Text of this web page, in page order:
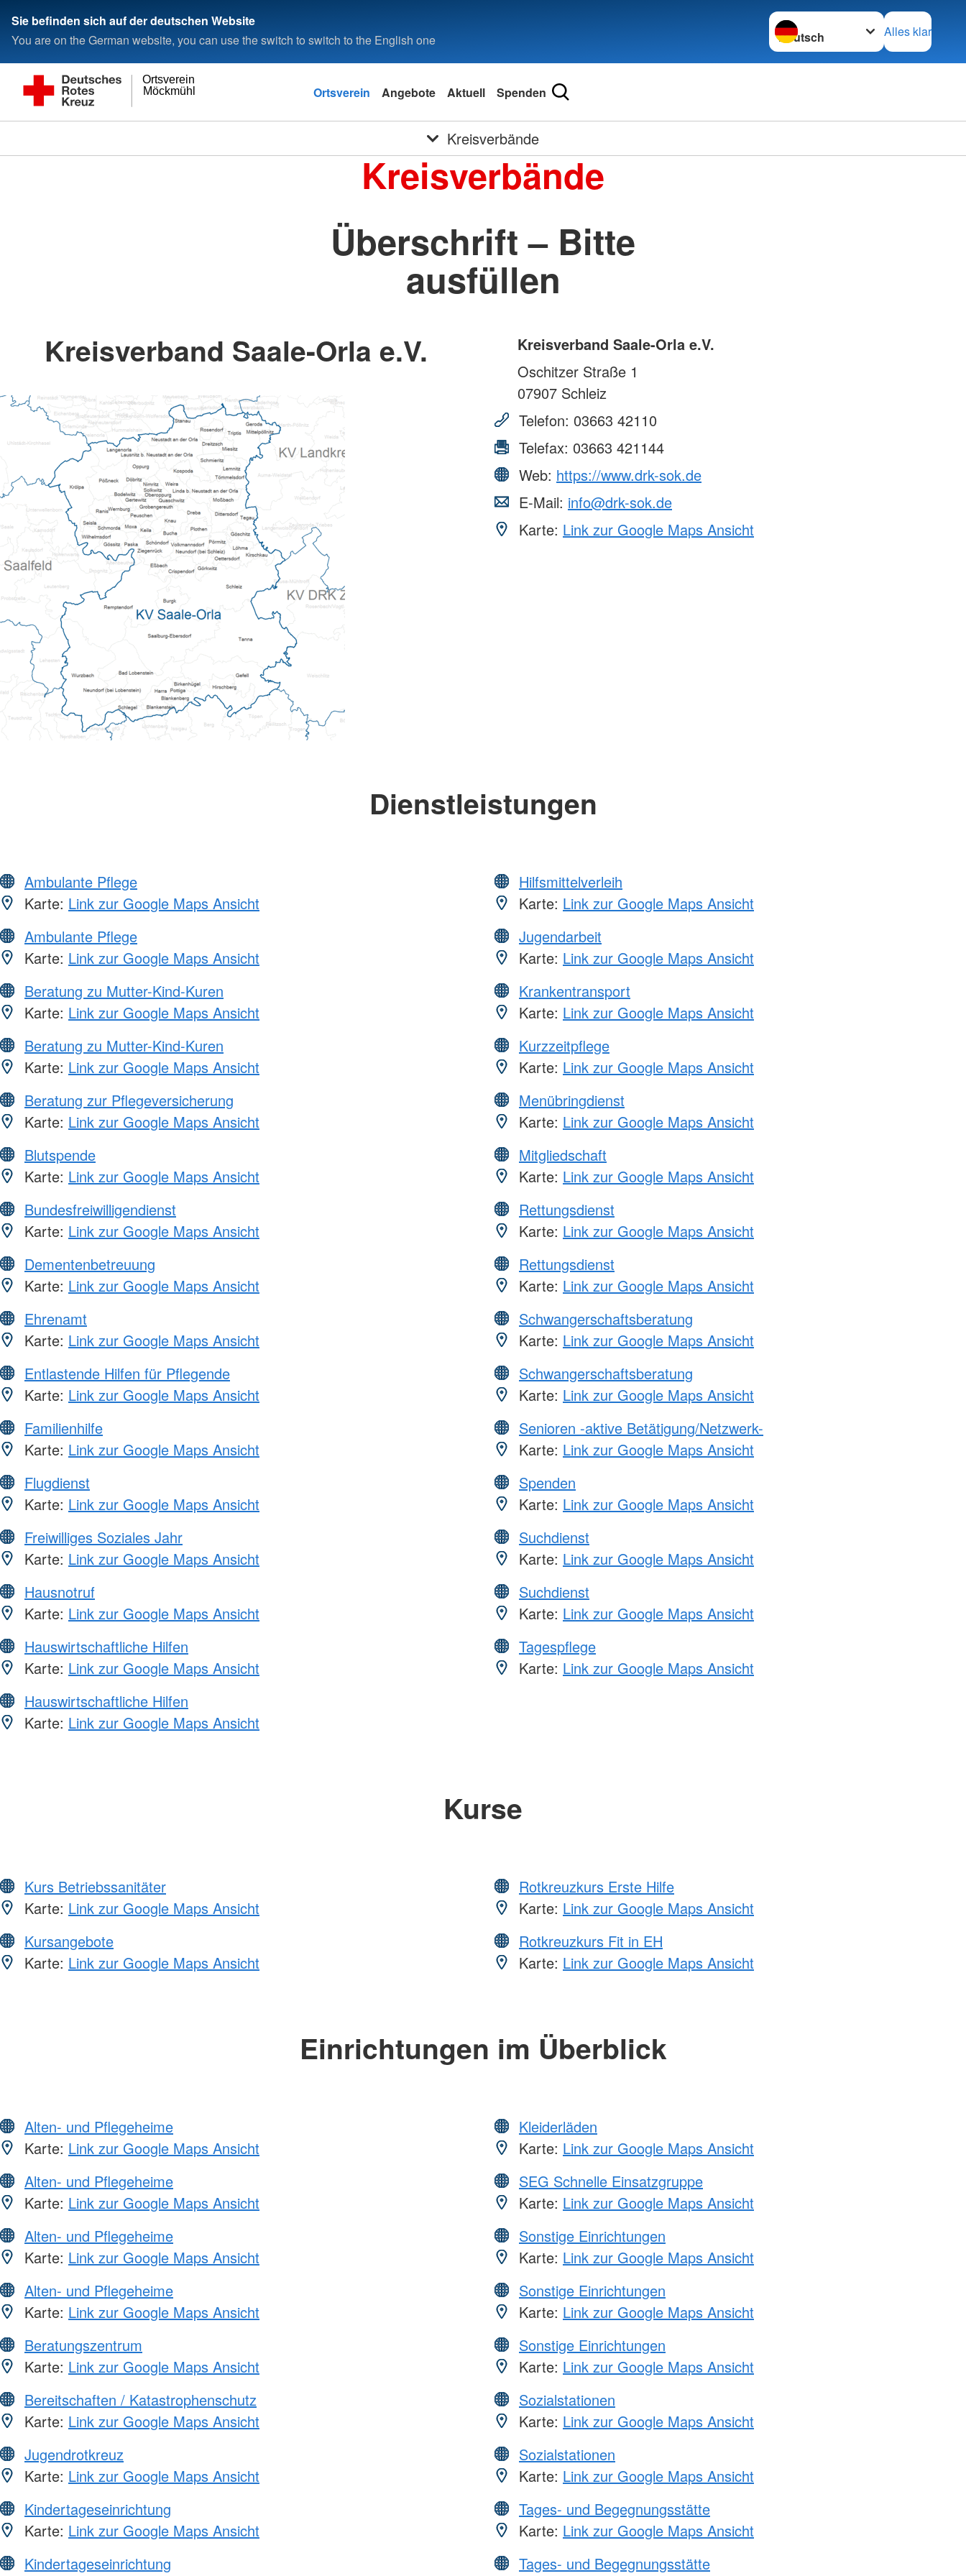
Sie befinden sich auf der deutschen Website
You are on the German website, you can use the switch to switch to the English one
Sprache wechseln zu
Alles klar
Möckmühl
Ortsverein
Ortsverein Angebote Aktuell Spenden
Kreisverbände
Kreisverbände
Überschrift – Bitte
ausfüllen
Kreisverband Saale-Orla e.V.
Kreisverband Saale-Orla e.V.
Oschitzer Straße 1
07907 Schleiz
Telefon: 03663 42110
Telefax: 03663 421144
Web: https://www.drk-sok.de
E-Mail: info@drk-sok.de
Karte: Link zur Google Maps Ansicht
Dienstleistungen
Ambulante Pflege
Karte: Link zur Google Maps Ansicht
Ambulante Pflege
Karte: Link zur Google Maps Ansicht
Beratung zu Mutter-Kind-Kuren
Karte: Link zur Google Maps Ansicht
Beratung zu Mutter-Kind-Kuren
Karte: Link zur Google Maps Ansicht
Beratung zur Pflegeversicherung
Karte: Link zur Google Maps Ansicht
Blutspende
Karte: Link zur Google Maps Ansicht
Bundesfreiwilligendienst
Karte: Link zur Google Maps Ansicht
Dementenbetreuung
Karte: Link zur Google Maps Ansicht
Ehrenamt
Karte: Link zur Google Maps Ansicht
Entlastende Hilfen für Pflegende
Karte: Link zur Google Maps Ansicht
Familienhilfe
Karte: Link zur Google Maps Ansicht
Flugdienst
Karte: Link zur Google Maps Ansicht
Freiwilliges Soziales Jahr
Karte: Link zur Google Maps Ansicht
Hausnotruf
Karte: Link zur Google Maps Ansicht
Hauswirtschaftliche Hilfen
Karte: Link zur Google Maps Ansicht
Hauswirtschaftliche Hilfen
Karte: Link zur Google Maps Ansicht
Hilfsmittelverleih
Karte: Link zur Google Maps Ansicht
Jugendarbeit
Karte: Link zur Google Maps Ansicht
Krankentransport
Karte: Link zur Google Maps Ansicht
Kurzzeitpflege
Karte: Link zur Google Maps Ansicht
Menübringdienst
Karte: Link zur Google Maps Ansicht
Mitgliedschaft
Karte: Link zur Google Maps Ansicht
Rettungsdienst
Karte: Link zur Google Maps Ansicht
Rettungsdienst
Karte: Link zur Google Maps Ansicht
Schwangerschaftsberatung
Karte: Link zur Google Maps Ansicht
Schwangerschaftsberatung
Karte: Link zur Google Maps Ansicht
Senioren -aktive Betätigung/Netzwerk-
Karte: Link zur Google Maps Ansicht
Spenden
Karte: Link zur Google Maps Ansicht
Suchdienst
Karte: Link zur Google Maps Ansicht
Suchdienst
Karte: Link zur Google Maps Ansicht
Tagespflege
Karte: Link zur Google Maps Ansicht
Kurse
Kurs Betriebssanitäter
Karte: Link zur Google Maps Ansicht
Kursangebote
Karte: Link zur Google Maps Ansicht
Rotkreuzkurs Erste Hilfe
Karte: Link zur Google Maps Ansicht
Rotkreuzkurs Fit in EH
Karte: Link zur Google Maps Ansicht
Einrichtungen im Überblick
Alten- und Pflegeheime
Karte: Link zur Google Maps Ansicht
Alten- und Pflegeheime
Karte: Link zur Google Maps Ansicht
Alten- und Pflegeheime
Karte: Link zur Google Maps Ansicht
Alten- und Pflegeheime
Karte: Link zur Google Maps Ansicht
Beratungszentrum
Karte: Link zur Google Maps Ansicht
Bereitschaften / Katastrophenschutz
Karte: Link zur Google Maps Ansicht
Jugendrotkreuz
Karte: Link zur Google Maps Ansicht
Kindertageseinrichtung
Karte: Link zur Google Maps Ansicht
Kindertageseinrichtung
Kleiderläden
Karte: Link zur Google Maps Ansicht
SEG Schnelle Einsatzgruppe
Karte: Link zur Google Maps Ansicht
Sonstige Einrichtungen
Karte: Link zur Google Maps Ansicht
Sonstige Einrichtungen
Karte: Link zur Google Maps Ansicht
Sonstige Einrichtungen
Karte: Link zur Google Maps Ansicht
Sozialstationen
Karte: Link zur Google Maps Ansicht
Sozialstationen
Karte: Link zur Google Maps Ansicht
Tages- und Begegnungsstätte
Karte: Link zur Google Maps Ansicht
Tages- und Begegnungsstätte